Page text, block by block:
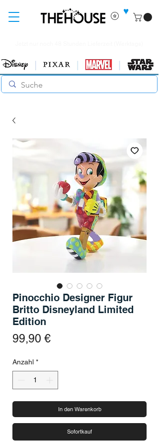
♥
Pinocchio Designer Figur
Britto Disneyland Limited
Edition
99,90 €Preis
Anzahl *
In den Warenkorb
Sofortkauf